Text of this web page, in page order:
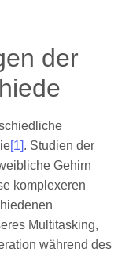
der
[1]. Studien der
Gehirn
komplexeren
Multitasking,
während des